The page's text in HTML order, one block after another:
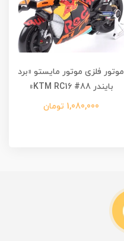
موتور فلزی موتور مایستو «برد
بایندر KTM RC16 #88»
1,080,000 تومان